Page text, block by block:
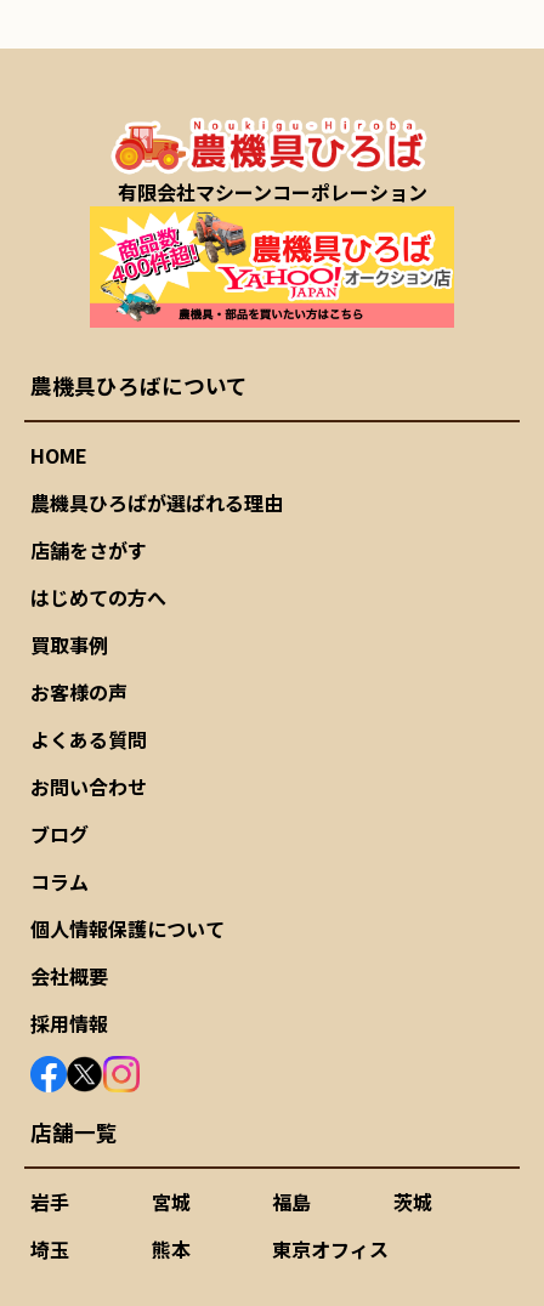
有限会社マシーンコーポレーション
農機具ひろばについて
HOME
農機具ひろばが選ばれる理由
店舗をさがす
はじめての方へ
買取事例
お客様の声
よくある質問
お問い合わせ
ブログ
コラム
個人情報保護について
会社概要
採用情報
店舗一覧
岩手 宮城 福島
茨城
埼玉
熊本 東京オフィス